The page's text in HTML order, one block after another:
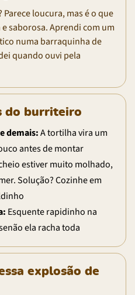
loucura, mas é o que
saborosa. Aprendi com um
numa barraquinha de
quando ouvi pela
do burriteiro
demais:A tortilha vira um
antes de montar
estiver muito molhado,
Solução? Cozinhe em
Esquente rapidinho na
ela racha toda
explosão de